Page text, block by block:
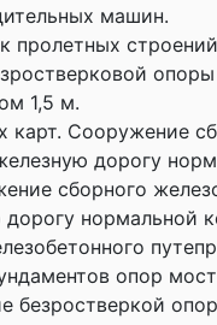
машин.
пролетных
1,5 м.
Сооружение
дорогу
сборного
нормальной
опор
безростверкой